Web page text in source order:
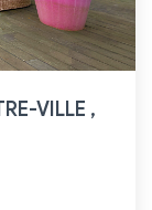
VILLE ,